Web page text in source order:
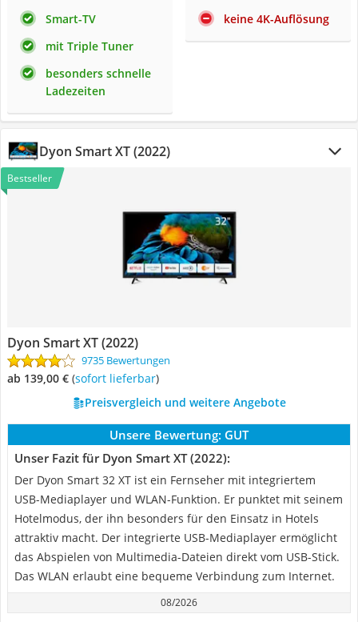
Smart-TV
mit Triple Tuner
besonders schnelle
Ladezeiten
keine 4K-Auflösung
Dyon Smart XT (2022)
Bestseller
Dyon Smart XT (2022)
9735 Bewertungen
ab 139,00 € ( Sofort lieferbar)
Preisvergleich und weitere Angebote
Unsere Bewertung: GUT
Unser Fazit für Dyon Smart XT (2022):
Der Dyon Smart 32 XT ist ein Fernseher mit integriertem
USB-Mediaplayer und WLAN-Funktion. Er punktet mit seinem
Hotelmodus, der ihn besonders für den Einsatz in Hotels
attraktiv macht. Der integrierte USB-Mediaplayer ermöglicht
das Abspielen von Multimedia-Dateien direkt vom USB-Stick.
Das WLAN erlaubt eine bequeme Verbindung zum Internet.
08/2026